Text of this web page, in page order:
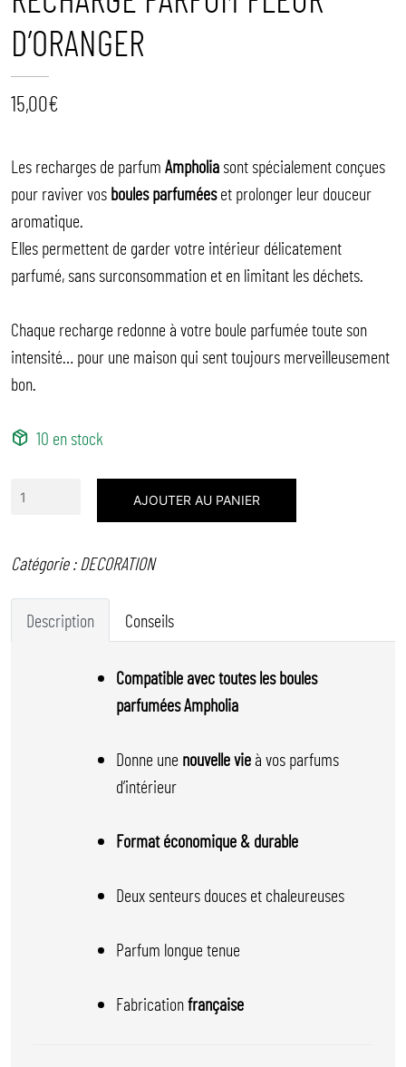
D’ORANGER
15,00€
Les recharges de parfum Ampholia sont spécialement conçues
pour raviver vos boules parfuméeset prolonger leur douceur
aromatique.
Elles permettent de garder votre intérieur délicatement
parfumé, sans surconsommation et en limitant les déchets.
Chaque recharge redonne à votre boule parfumée toute son
intensité… pour une maison qui sent toujours merveilleusement
bon.
10 en stock
quantité
PARFUM
FLEUR
D'ORANGER
AJOUTER AU PANIER
Catégorie : DECORATION
Description Conseils
Compatible avec toutes les boules
parfumées Ampholia
Donne une nouvelle vieà vos parfums
d’intérieur
Format économique & durable
Deux senteurs douces et chaleureuses
Parfum longue tenue
Fabricationfrançaise